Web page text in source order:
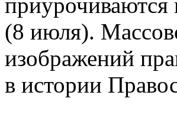
(8 июля).
изображений
в истории